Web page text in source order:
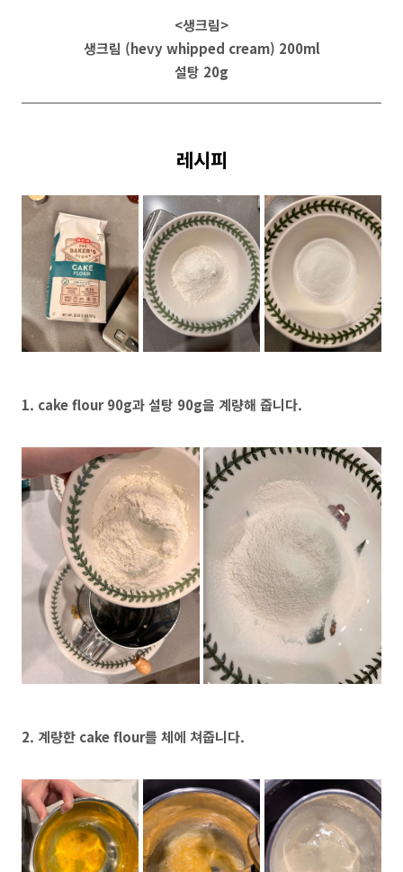
<생크림>
생크림 (hevy whipped cream) 200ml
설탕 20g
레시피
1. cake flour 90g과 설탕 90g을 계량해 줍니다.
2. 계량한 cake flour를 체에 쳐줍니다.